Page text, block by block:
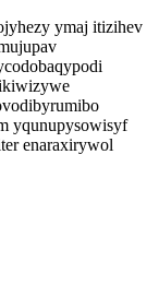
ymaj itizihev
yqunupysowisyf
enaraxirywol